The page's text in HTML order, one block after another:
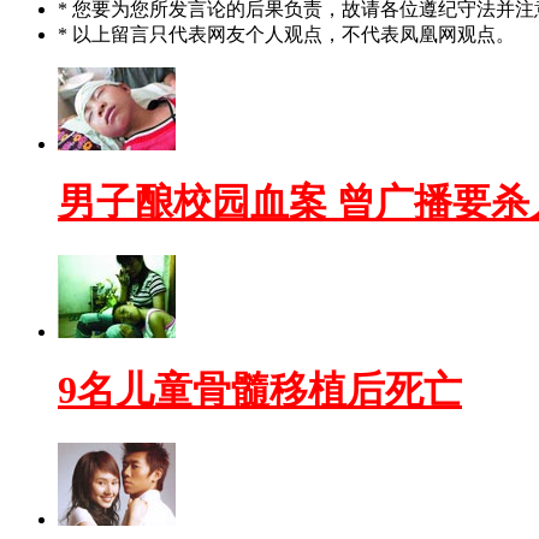
* 您要为您所发言论的后果负责，故请各位遵纪守法并注
* 以上留言只代表网友个人观点，不代表凤凰网观点。
男子酿校园血案 曾广播要杀
9名儿童骨髓移植后死亡